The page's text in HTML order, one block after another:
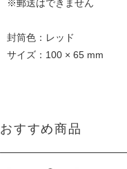
※郵送はできません
封筒色：レッド
サイズ：100 × 65 mm
おすすめ商品